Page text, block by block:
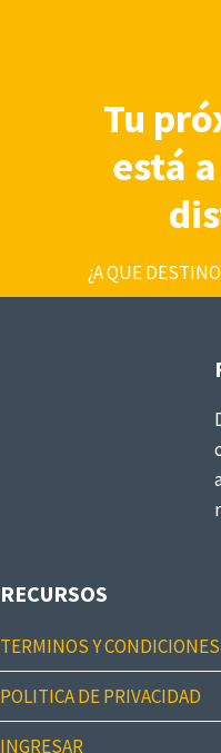
Tu
está
¿A QUE
RECURSOS
TERMINOS Y CONDICIONES
POLITICA DE PRIVACIDAD
INGRESAR